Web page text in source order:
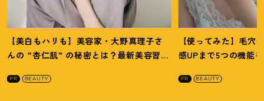
【美白もハリも】美容家・大野真理子さ
んの “杏仁肌” の秘密とは ？ 最新美容習慣
PR BEAUTY
【使ってみた】毛穴
感UPまで5つの機能
PR BEAUTY